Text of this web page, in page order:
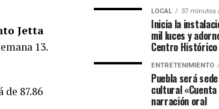
Jetta
13.
87.86
LOCAL 37 minutos
Inicia la
mil luces y
Centro Histórico
ENTRETENIMIENTO
Puebla será
cultural «Cuenta
narración oral